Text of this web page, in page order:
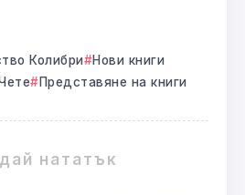
Колибри
Нови книги
Представяне на книги
нататък